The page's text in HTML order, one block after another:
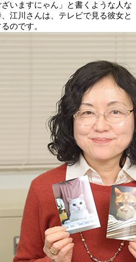
いますにゃん」と書くような人な
江川さんは、テレビで見る彼女と
のです。